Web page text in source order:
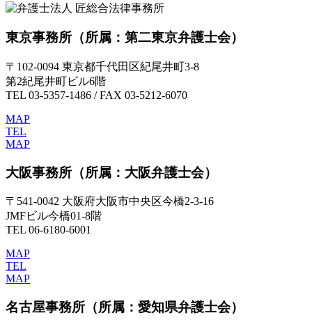
東京事務所 （所属：第二東京弁護士会）
〒102-0094 東京都千代田区紀尾井町3-8
第2紀尾井町ビル6階
TEL 03-5357-1486 / FAX 03-5212-6070
MAP
TEL
MAP
大阪事務所 （所属：大阪弁護士会）
〒541-0042 大阪府大阪市中央区今橋2-3-16
JMFビル今橋01-8階
TEL 06-6180-6001
MAP
TEL
MAP
名古屋事務所 （所属：愛知県弁護士会）